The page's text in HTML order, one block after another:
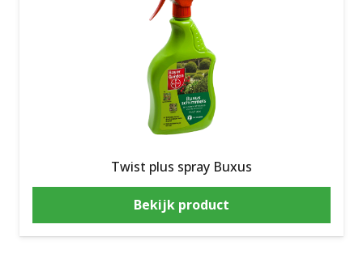
Twist plus spray Buxus
Bekijk product